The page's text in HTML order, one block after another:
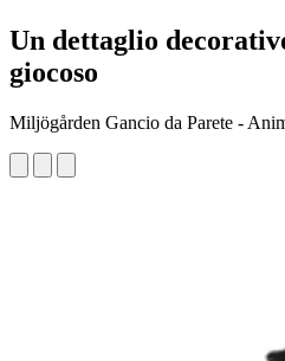
Un dettaglio
giocoso
Miljögården Gancio da Parete -